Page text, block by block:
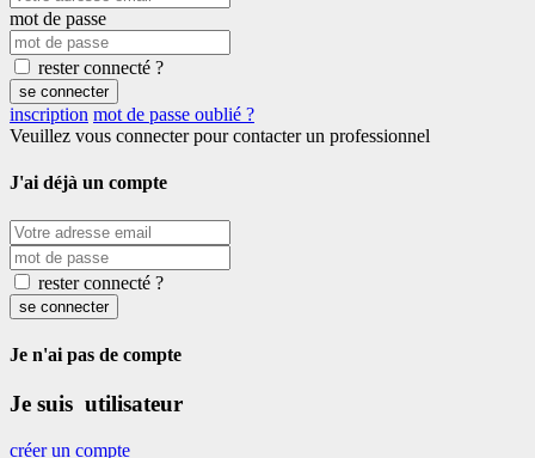
mot de passe
rester connecté ?
se connecter
inscription mot de passe oublié ?
Veuillez vous connecter pour contacter un professionnel
J'ai déjà un compte
rester connecté ?
se connecter
Je n'ai pas de compte
Je suis utilisateur
créer un compte